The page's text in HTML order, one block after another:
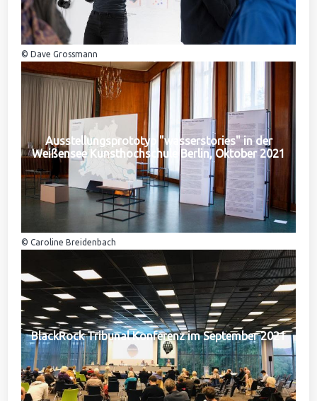
© Dave Grossmann
Ausstellungsprototyp "wasserstories" in der
Weißensee Kunsthochschule Berlin, Oktober 2021
© Caroline Breidenbach
BlackRock Tribunal Konferenz im September 2021